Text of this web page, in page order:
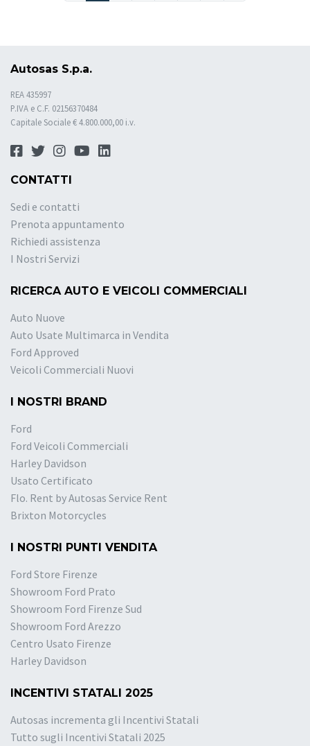
Autosas S.p.a.
REA 435997
P.IVA e C.F. 02156370484
Capitale Sociale € 4.800.000,00 i.v.
CONTATTI
Sedi e contatti
Prenota appuntamento
Richiedi assistenza
I Nostri Servizi
RICERCA AUTO E VEICOLI COMMERCIALI
Auto Nuove
Auto Usate Multimarca in Vendita
Ford Approved
Veicoli Commerciali Nuovi
I NOSTRI BRAND
Ford
Ford Veicoli Commerciali
Harley Davidson
Usato Certificato
Flo. Rent by Autosas Service Rent
Brixton Motorcycles
I NOSTRI PUNTI VENDITA
Ford Store Firenze
Showroom Ford Prato
Showroom Ford Firenze Sud
Showroom Ford Arezzo
Centro Usato Firenze
Harley Davidson
INCENTIVI STATALI 2025
Autosas incrementa gli Incentivi Statali
Tutto sugli Incentivi Statali 2025